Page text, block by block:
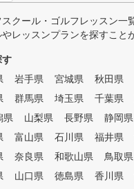
クール・ゴルフレッスン一
レッスンプランを探すこと
す
岩手県 宮城県 秋田県
群馬県 埼玉県 千葉県
県 山梨県 長野県 静岡県
富山県 石川県 福井県
奈良県 和歌山県 鳥取県
山口県 徳島県 香川県